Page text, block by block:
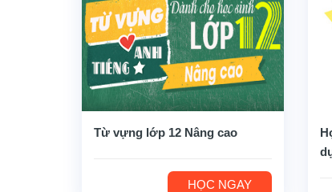
Từ vựng lớp 12 Nâng cao
HỌC NGAY